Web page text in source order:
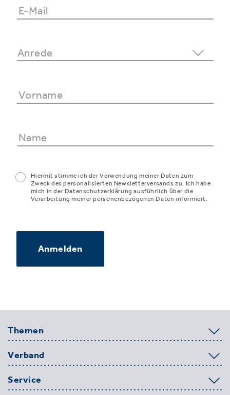
Hiermit stimme ich der Verwendung meiner Daten zum
Zweck des personalisierten Newsletterversands zu. Ich habe
mich in der Datenschutzerklärung ausführlich über die
Verarbeitung meiner personenbezogenen Daten informiert.
Anmelden
Themen
Verband
Service